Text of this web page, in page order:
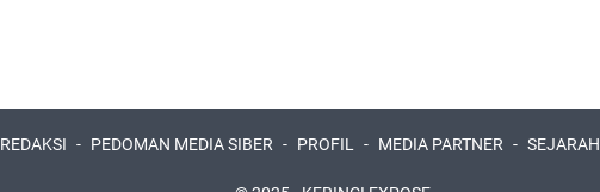
REDAKSI PEDOMAN MEDIA SIBER PROFIL MEDIA PARTNER